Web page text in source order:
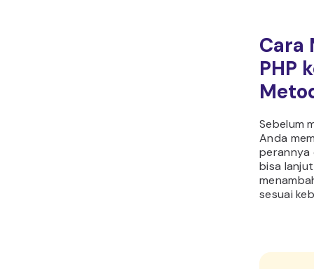
Cara
PHP
Sebelum
Anda
perannya
bisa
sesuai